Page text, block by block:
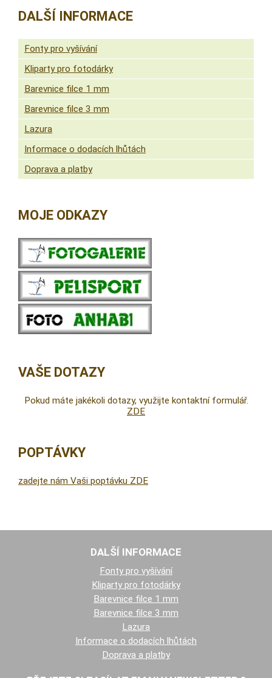
DALŠÍ INFORMACE
Fonty pro vyšívání
Kliparty pro fotodárky
Barevnice filce 1 mm
Barevnice filce 3 mm
Lazura
Informace o dodacích lhůtách
Doprava a platby
MOJE ODKAZY
VAŠE DOTAZY
Pokud máte jakékoli dotazy, využijte kontaktní formulář.
ZDE
POPTÁVKY
zadejte nám Vaši poptávku ZDE
DALŠÍ INFORMACE
Fonty pro vyšívání
Kliparty pro fotodárky
Barevnice filce 1 mm
Barevnice filce 3 mm
Lazura
Informace o dodacích lhůtách
Doprava a platby